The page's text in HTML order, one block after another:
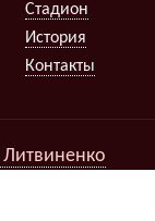
Стадион
История
Контакты
Литвиненко